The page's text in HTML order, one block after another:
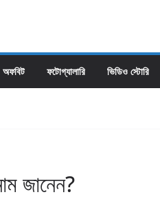
অফবিট ফটোগ্যালারি ভিডিও স্টোরি
জানেন?